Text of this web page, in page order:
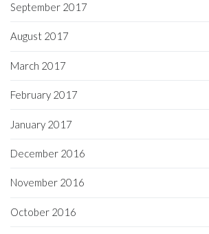
September 2017
August 2017
March 2017
February 2017
January 2017
December 2016
November 2016
October 2016